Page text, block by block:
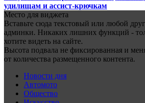
удилищам и ассист-крючкам
Место для виджета
Вставьте сюда текстовый или любой
админки. Никаких лишних функций -
хотите видеть на сайте.
Высота подвала не фиксированная и
от количества размещенного контента.
Новости дня
Автомото
Общество